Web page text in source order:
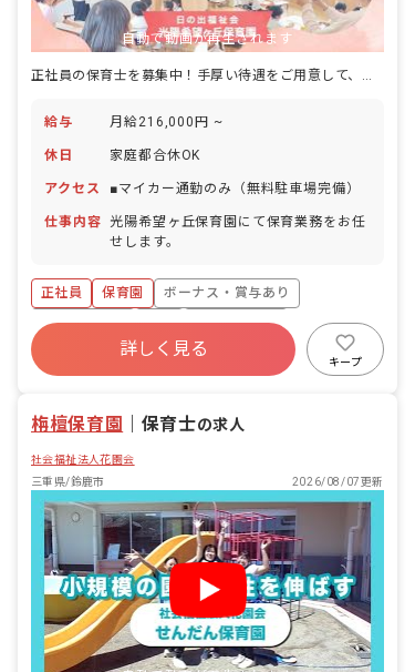
自動で動画が再生されます
正社員の保育士を募集中！手厚い待遇をご用意して、お持ちしています。
給与 月給216,000円 ~
休日 家庭都合休OK
アクセス ■マイカー通勤のみ（無料駐車場完備）
仕事内容
光陽希望ヶ丘保育園にて保育業務をお任
せします。
正社員 保育園
ボーナス・賞与あり
社会保険完備
有給
福利厚生充実
残業少なめ
昇給昇進あり
詳しく見る
キープ
栴檀保育園 保育士の求人
社会福祉法人花園会
三重県/鈴鹿市
2026/08/07更新